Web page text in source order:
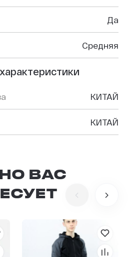
Да
Средняя
КИТАЙ
КИТАЙ
ВАС